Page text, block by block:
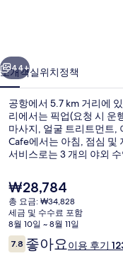
스
리
버
뷰
쿠
발
리
의
다음
44+
소개객실위치정책
공항에서 5.7 km 거리에
리에서는 픽업(요청 시 운
마사지, 얼굴 트리트먼트,
Cafe에서는 아침, 점심 및
서비스로는 3 개의 야외
현
재
가
격
은
₩28,784
₩28,784
총 요금: ₩34,828
세금 및 수수료 포함
8월 10일 ~ 8월 11일
이
용
7.810점 만점 중 7.8점.
좋아요이용 후기